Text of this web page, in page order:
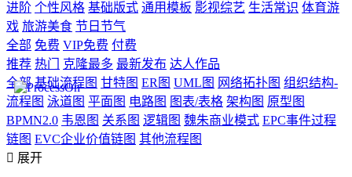
进阶 个性风格 基础版式 通用模板 影视综艺 生活常识 体育游
戏 旅游美食 节日节气
全部 免费 VIP免费 付费
推荐 热门 克隆最多 最新发布 达人作品
全部 基础流程图 甘特图 ER图 UML图 网络拓扑图 组织结构-
流程图 泳道图 平面图 电路图 图表/表格 架构图 原型图
BPMN2.0 韦恩图 关系图 逻辑图 魏朱商业模式 EPC事件过程
链图 EVC企业价值链图 其他流程图
 展开